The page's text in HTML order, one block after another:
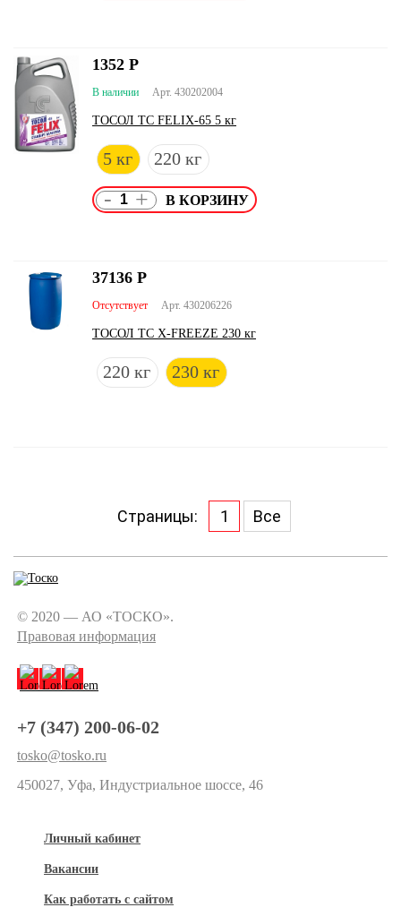
Арт. 430202004
В наличии
ТОСОЛ ТС FELIX-65 5 кг
5 кг 220 кг
1352 Р
- +
Арт. 430206226
Отсутствует
ТОСОЛ ТС X-FREEZE 230 кг
220 кг 230 кг
37136 Р
Страницы: 1 Все
© 2020 — АО «ТОСКО».
Правовая информация
+7 (347) 200-06-02
tosko@tosko.ru
450027, Уфа, Индустриальное шоссе, 46
Личный кабинет
Вакансии
Как работать с сайтом